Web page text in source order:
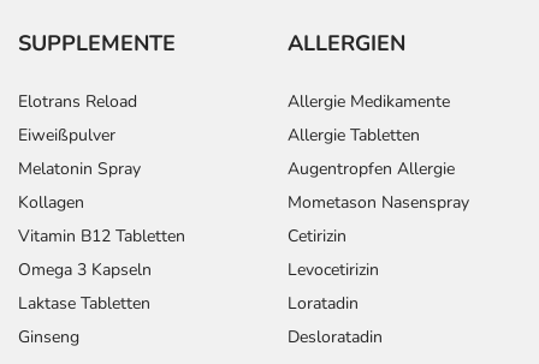
SUPPLEMENTE
Elotrans Reload
Eiweißpulver
Melatonin Spray
Kollagen
Vitamin B12 Tabletten
Omega 3 Kapseln
Laktase Tabletten
Ginseng
ALLERGIEN
Allergie Medikamente
Allergie Tabletten
Augentropfen Allergie
Mometason Nasenspray
Cetirizin
Levocetirizin
Loratadin
Desloratadin